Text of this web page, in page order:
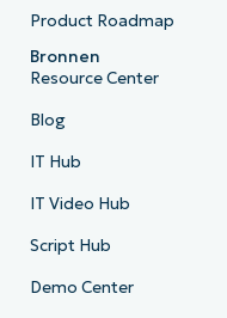
Product Roadmap
Bronnen
Resource Center
Blog
IT Hub
IT Video Hub
Script Hub
Demo Center